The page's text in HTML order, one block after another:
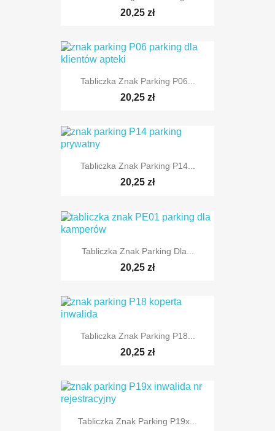
TYLKO ONLINE
20,25 zł
TYLKO ONLINE
Tabliczka Znak Parking P06...
20,25 zł
TYLKO ONLINE
Tabliczka Znak Parking P14...
20,25 zł
TYLKO ONLINE
Tabliczka Znak Parking Dla...
20,25 zł
TYLKO ONLINE
Tabliczka Znak Parking P18...
20,25 zł
Tabliczka Znak Parking P19x...